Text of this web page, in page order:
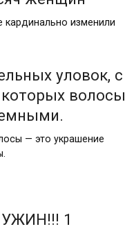
кардинально изменили
уловок, с
волосы
— это украшение
1